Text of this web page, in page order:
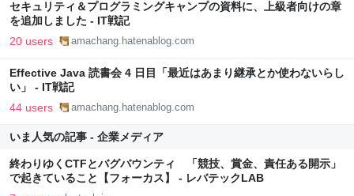
セキュリティ＆プログラミングキャンプの資料に、上級者向けの章
を追加しました - IT戦記
20 users amachang.hatenablog.com
Effective Java 読書会 4 日目「最近はあまり継承とか使わないらし
い」 - IT戦記
44 users amachang.hatenablog.com
いま人気の記事 - 企業メディア
終わりゆくCTFとバグバウンティ 「競技、賞金、責任ある開示」
で起きていること【フォーカス】 - レバテックLAB